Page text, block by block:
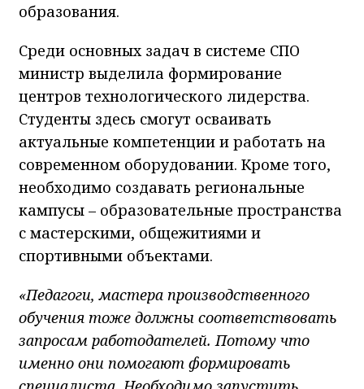
образования.
Среди основных задач в системе СПО
министр выделила формирование
центров технологического лидерства.
Студенты здесь смогут осваивать
актуальные компетенции и работать на
современном оборудовании. Кроме того,
необходимо создавать региональные
кампусы – образовательные пространства
с мастерскими, общежитиями и
спортивными объектами.
«Педагоги, мастера производственного
обучения тоже должны соответствовать
запросам работодателей. Потому что
именно они помогают формировать